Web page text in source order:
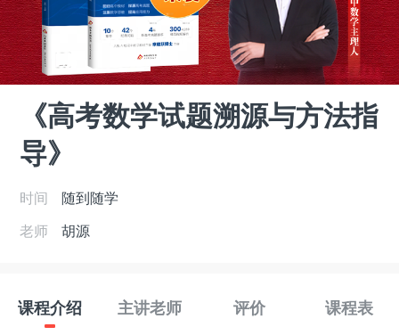
《高考数学试题溯源与方法指
导》
时间
随到随学
老师
胡源
课程介绍 主讲老师 评价 课程表